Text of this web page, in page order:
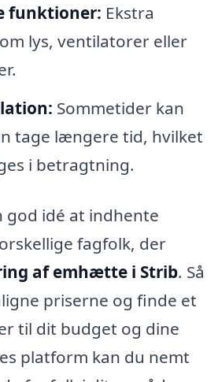
funktioner: Ekstra
lys, ventilatorer eller
Sommetider kan
tage længere tid, hvilket
i betragtning.
god idé at indhente
fagfolk, der
af emhætte i Strib. Så
priserne og finde et
til dit budget og dine
platform kan du nemt